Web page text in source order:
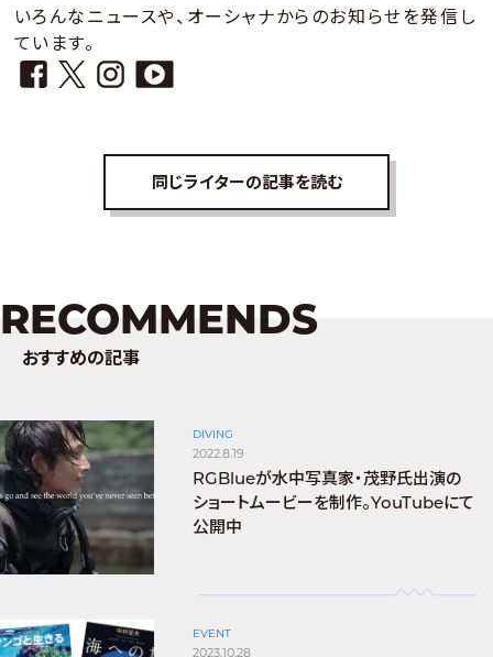
いろんなニュースや、オーシャナからのお知らせを発信し
ています。
同じライターの記事を読む
RECOMMENDS
おすすめの記事
DIVING
2022.8.19
RGBlueが水中写真家・茂野氏出演の
ショートムービーを制作。YouTubeにて
公開中
EVENT
2023.10.28